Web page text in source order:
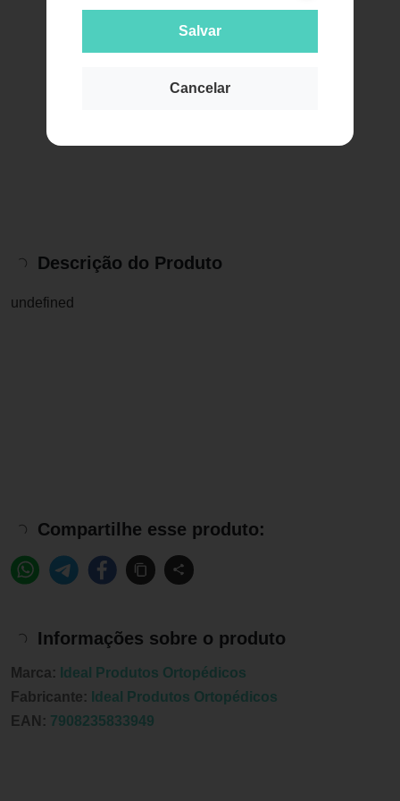
Salvar
Cancelar
Descrição do Produto
undefined
Compartilhe esse produto:
Informações sobre o produto
Marca:
Ideal Produtos Ortopédicos
Fabricante:
Ideal Produtos Ortopédicos
EAN: 7908235833949